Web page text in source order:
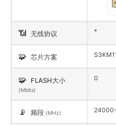
📶 无线协议
🧩 芯片方案
🧩 FLASH大小
(Mbits)
📡 频段 (MHz)
*
0